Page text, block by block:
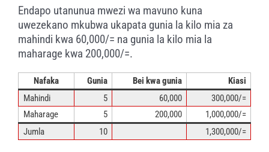
Endapo utanunua mwezi wa mavuno kuna
uwezekano mkubwa ukapata gunia la kilo mia za
mahindi kwa 60,000/= na gunia la kilo mia la
maharage kwa 200,000/=.
Nafaka Gunia Bei kwa gunia
Kiasi
Mahindi
5 60,000
300,000/=
Maharage
5 200,000
1,000,000/=
Jumla
10 1,300,000/=